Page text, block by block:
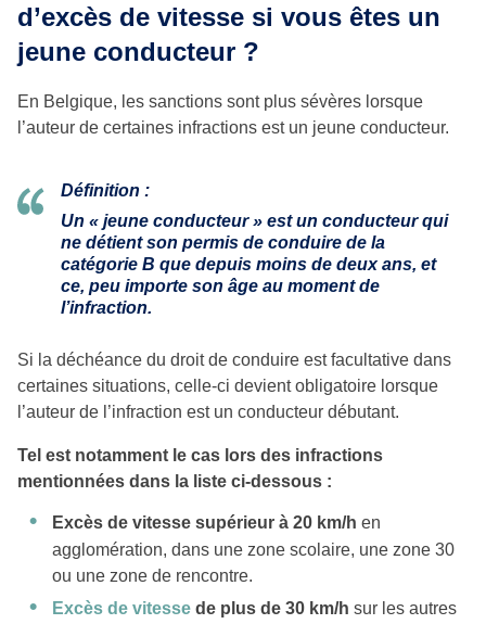
d’excès de vitesse si vous êtes un
jeune conducteur ?
En Belgique, les sanctions sont plus sévères lorsque
l’auteur de certaines infractions est un jeune conducteur.
Définition :
Un « jeune conducteur » est un conducteur qui
ne détient son permis de conduire de la
catégorie B que depuis moins de deux ans, et
ce, peu importe son âge au moment de
l’infraction.
Si la déchéance du droit de conduire est facultative dans
certaines situations, celle-ci devient obligatoire lorsque
l’auteur de l’infraction est un conducteur débutant.
Tel est notamment le cas lors des infractions
mentionnées dans la liste ci-dessous :
Excès de vitesse supérieur à 20 km/h en
agglomération, dans une zone scolaire, une zone 30
ou une zone de rencontre.
Excès de vitesse de plus de 30 km/h sur les autres